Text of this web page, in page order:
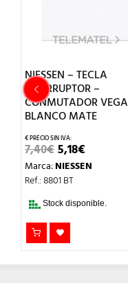
NIESSEN – TECLA
INTERRUPTOR –
CONMUTADOR VEGA
BLANCO MATE
7,40€EL
PRECIO
ORIGINAL
ERA:
5,18€PRECIO
ACTUAL
Marca:NIESSEN
Ref.: 8801 BT
Stock disponible.